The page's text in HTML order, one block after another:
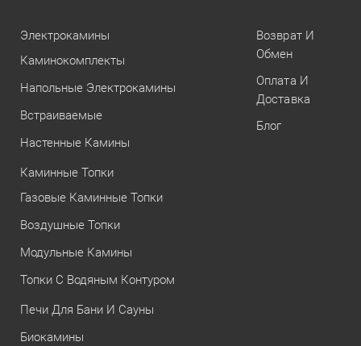
Электрокамины
Каминокомплекты
Напольные Электрокамины
Встраиваемые
Настенные Камины
Каминные Топки
Газовые Каминные Топки
Воздушные Топки
Модульные Камины
Топки С Водяным Контуром
Печи Для Бани И Сауны
Биокамины
Возврат И
Обмен
Оплата И
Доставка
Блог